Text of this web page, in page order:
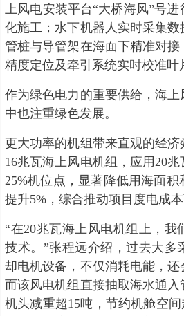
上风电安装平台“大桥海风”号
化施工；水下机器人实时采集
管桩与导管架在海面下精准对
精度定位及牵引系统实时校准
作为绿色电力的重要供给，海
中也注重绿色发展。
更大功率的机组带来直观的经
16兆瓦海上风电机组，应用20
25%机位点，显著降低用海面
提升5%，综合推动项目度电成
“在20兆瓦海上风电机组上，我
技术。”张程远介绍，过去大多
却电机设备，不仅消耗电能，还
而该风电机组直接抽取海水通
机头减重超15吨，节约机舱空